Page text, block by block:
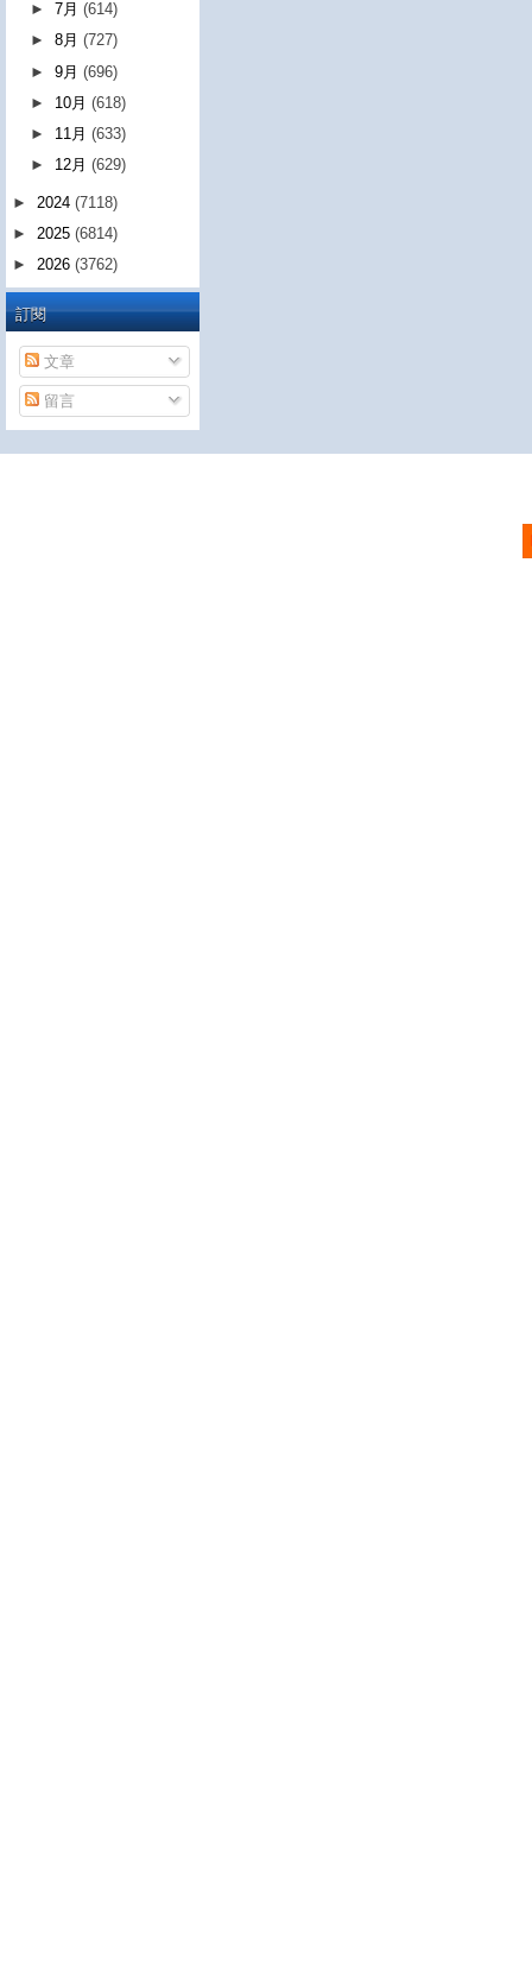
►7月(614)
►8月(727)
►9月(696)
► 10月(618)
► 11月(633)
► 12月(629)
► 2024 (7118)
► 2025 (6814)
► 2026 (3762)
訂閱
文章
留言